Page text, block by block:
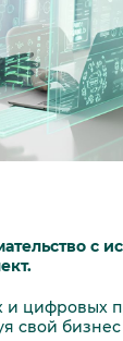
с
и цифровых
свой бизнес